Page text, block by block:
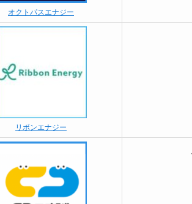
オクトパスエナジー
リボンエナジー
・